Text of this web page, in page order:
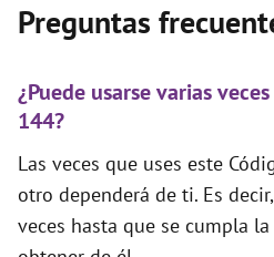
Preguntas
¿Puede usarse varias
144?
Las veces que uses este
otro dependerá de ti. Es
veces hasta que se cumpla